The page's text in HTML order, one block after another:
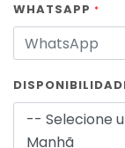
WHATSAPP *